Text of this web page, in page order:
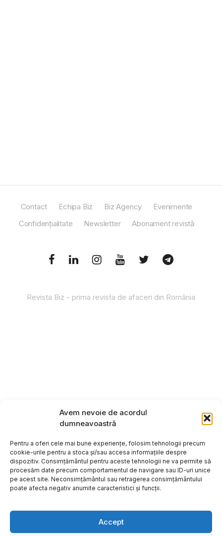
Avem nevoie de acordul
dumneavoastră
Pentru a oferi cele mai bune experiențe, folosim tehnologii precum
cookie-urile pentru a stoca și/sau accesa informațiile despre
dispozitiv. Consimțământul pentru aceste tehnologii ne va permite să
procesăm date precum comportamentul de navigare sau ID-uri unice
pe acest site. Neconsimțământul sau retragerea consimțământului
poate afecta negativ anumite caracteristici și funcții.
Accept
Contact Echipa Biz Biz Agency
Evenimente
Confidențialitate
Newsletter Abonament revistă
Revista Biz - prima revista de afaceri din România